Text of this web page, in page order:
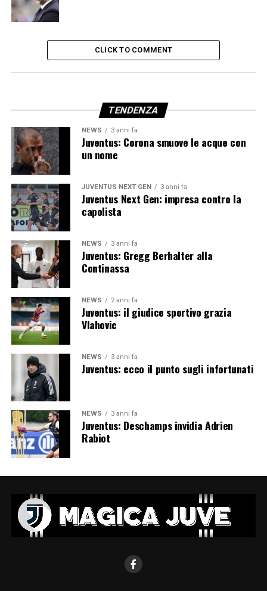
CLICK TO COMMENT
TENDENZA
NEWS 3 anni fa
Juventus: Corona smuove le acque con
un nome
JUVENTUS NEXT GEN 3 anni fa
Juventus Next Gen: impresa contro la
capolista
NEWS 3 anni fa
Juventus: Gregg Berhalter alla
Continassa
NEWS 2 anni fa
Juventus: il giudice sportivo grazia
Vlahovic
NEWS 3 anni fa
Juventus: ecco il punto sugli infortunati
NEWS 3 anni fa
Juventus: Deschamps invidia Adrien
Rabiot